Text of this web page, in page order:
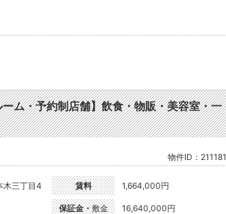
ム・予約制店舗】飲食・物販・美容室・一
物件ID：211181
木三丁目4
賃料 1,664,000円
保証金・敷金 16,640,000円